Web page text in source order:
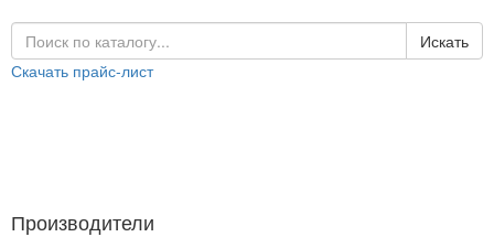
Искать
Скачать прайс-лист
Производители